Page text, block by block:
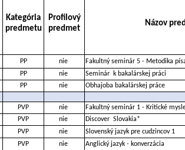
Kategória
predmetu
Profilový
predmet
Názov
PP nie
Fakultný seminár 5 - Metodika
PP nie Seminár k bakalárskej práci
PP
nie Obhajoba bakalárskej práce
PVP nie
Fakultný seminár 1 - Kritické
PVP
nie Discover Slovakia*
PVP
nie
Slovenský jazyk pre cudzincov 1
PVP
nie Anglický jazyk - konverzácia